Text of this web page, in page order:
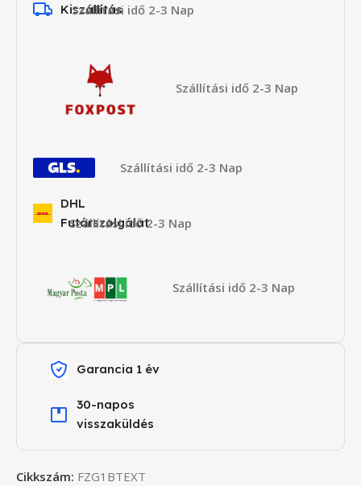
Kiszállítás
Szállítási idő 2-3 Nap
Szállítási idő 2-3 Nap
Szállítási idő 2-3 Nap
DHL
Futárszolgálat
Szállítási idő 2-3 Nap
Szállítási idő 2-3 Nap
Garancia 1 év
30-napos
visszaküldés
Cikkszám: FZG1BTEXT